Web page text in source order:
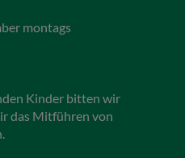
montags
Kinder bitten wir
das Mitführen von